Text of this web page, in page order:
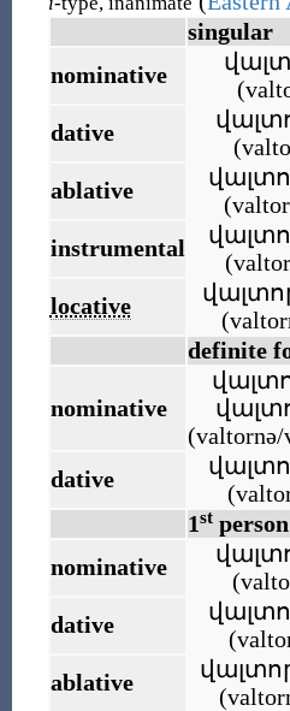
singular
nominative
(
dative
(
ablative
(
instrumental
(
locative
(
definite
nominative
(valtornə/
dative
(
1stperson
nominative
(
dative
(
ablative
(